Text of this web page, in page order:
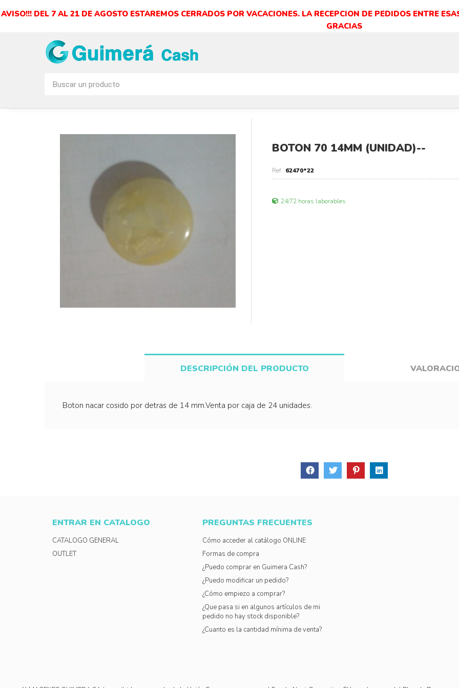
AVISO!!! DEL 7 AL 21 DE AGOSTO ESTAREMOS CERRADOS POR VACACIONES. LA RECEPCION DE PEDIDOS ENTRE
GRACIAS
BOTON 70 14MM (UNIDAD)--
62470*22
24/72 horas laborables
DESCRIPCIÓN DEL PRODUCTO
Boton nacar cosido por detras de 14 mm.Venta por caja de 24 unidades.
ENTRAR EN CATALOGO
CATALOGO GENERAL
OUTLET
PREGUNTAS FRECUENTES
Cómo acceder al catálogo ONLINE
Formas de compra
¿Puedo comprar en Guimera Cash?
¿Puedo modificar un pedido?
¿Cómo empiezo a comprar?
¿Que pasa si en algunos artículos de mi
pedido no hay stock disponible?
¿Cuanto es la cantidad mínima de venta?